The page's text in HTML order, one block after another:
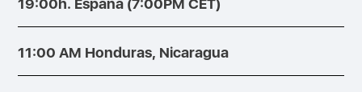
19:00h. España (7:00PM CET)
11:00 AM Honduras, Nicaragua